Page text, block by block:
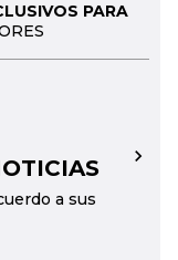
PARA
a sus
→